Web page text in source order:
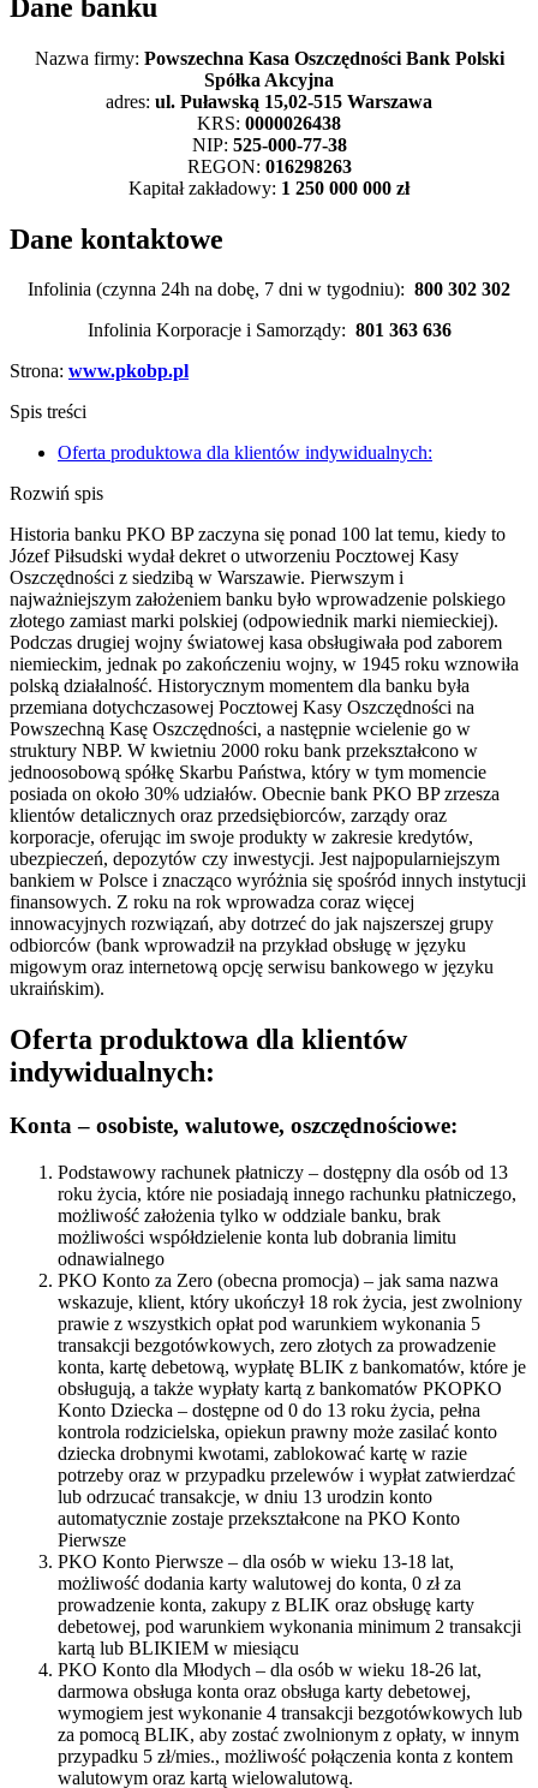
Dane banku
Nazwa firmy: Powszechna Kasa Oszczędności Bank Polski
Spółka Akcyjna
adres: ul. Puławską 15,02-515 Warszawa
KRS: 0000026438
NIP: 525-000-77-38
REGON: 016298263
Kapitał zakładowy: 1 250 000 000 zł
Dane kontaktowe
Infolinia (czynna 24h na dobę, 7 dni w tygodniu): 800 302 302
Infolinia Korporacje i Samorządy: 801 363 636
Strona: www.pkobp.pl
Spis treści
Oferta produktowa dla klientów indywidualnych:
Rozwiń spis
Historia banku PKO BP zaczyna się ponad 100 lat temu, kiedy to
Józef Piłsudski wydał dekret o utworzeniu Pocztowej Kasy
Oszczędności z siedzibą w Warszawie. Pierwszym i
najważniejszym założeniem banku było wprowadzenie polskiego
złotego zamiast marki polskiej (odpowiednik marki niemieckiej).
Podczas drugiej wojny światowej kasa obsługiwała pod zaborem
niemieckim, jednak po zakończeniu wojny, w 1945 roku wznowiła
polską działalność. Historycznym momentem dla banku była
przemiana dotychczasowej Pocztowej Kasy Oszczędności na
Powszechną Kasę Oszczędności, a następnie wcielenie go w
struktury NBP. W kwietniu 2000 roku bank przekształcono w
jednoosobową spółkę Skarbu Państwa, który w tym momencie
posiada on około 30% udziałów. Obecnie bank PKO BP zrzesza
klientów detalicznych oraz przedsiębiorców, zarządy oraz
korporacje, oferując im swoje produkty w zakresie kredytów,
ubezpieczeń, depozytów czy inwestycji. Jest najpopularniejszym
bankiem w Polsce i znacząco wyróżnia się spośród innych instytucji
finansowych. Z roku na rok wprowadza coraz więcej
innowacyjnych rozwiązań, aby dotrzeć do jak najszerszej grupy
odbiorców (bank wprowadził na przykład obsługę w języku
migowym oraz internetową opcję serwisu bankowego w języku
ukraińskim).
Oferta produktowa dla klientów
indywidualnych:
Konta – osobiste, walutowe, oszczędnościowe:
Podstawowy rachunek płatniczy – dostępny dla osób od 13
roku życia, które nie posiadają innego rachunku płatniczego,
możliwość założenia tylko w oddziale banku, brak
możliwości współdzielenie konta lub dobrania limitu
odnawialnego
PKO Konto za Zero (obecna promocja) – jak sama nazwa
wskazuje, klient, który ukończył 18 rok życia, jest zwolniony
prawie z wszystkich opłat pod warunkiem wykonania 5
transakcji bezgotówkowych, zero złotych za prowadzenie
konta, kartę debetową, wypłatę BLIK z bankomatów, które je
obsługują, a także wypłaty kartą z bankomatów PKOPKO
Konto Dziecka – dostępne od 0 do 13 roku życia, pełna
kontrola rodzicielska, opiekun prawny może zasilać konto
dziecka drobnymi kwotami, zablokować kartę w razie
potrzeby oraz w przypadku przelewów i wypłat zatwierdzać
lub odrzucać transakcje, w dniu 13 urodzin konto
automatycznie zostaje przekształcone na PKO Konto
Pierwsze
PKO Konto Pierwsze – dla osób w wieku 13-18 lat,
możliwość dodania karty walutowej do konta, 0 zł za
prowadzenie konta, zakupy z BLIK oraz obsługę karty
debetowej, pod warunkiem wykonania minimum 2 transakcji
kartą lub BLIKIEM w miesiącu
PKO Konto dla Młodych – dla osób w wieku 18-26 lat,
darmowa obsługa konta oraz obsługa karty debetowej,
wymogiem jest wykonanie 4 transakcji bezgotówkowych lub
za pomocą BLIK, aby zostać zwolnionym z opłaty, w innym
przypadku 5 zł/mies., możliwość połączenia konta z kontem
walutowym oraz kartą wielowalutową.